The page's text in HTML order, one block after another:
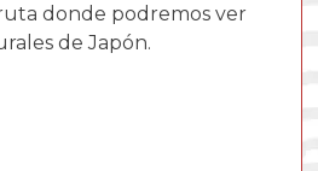
donde podremos ver
de Japón.